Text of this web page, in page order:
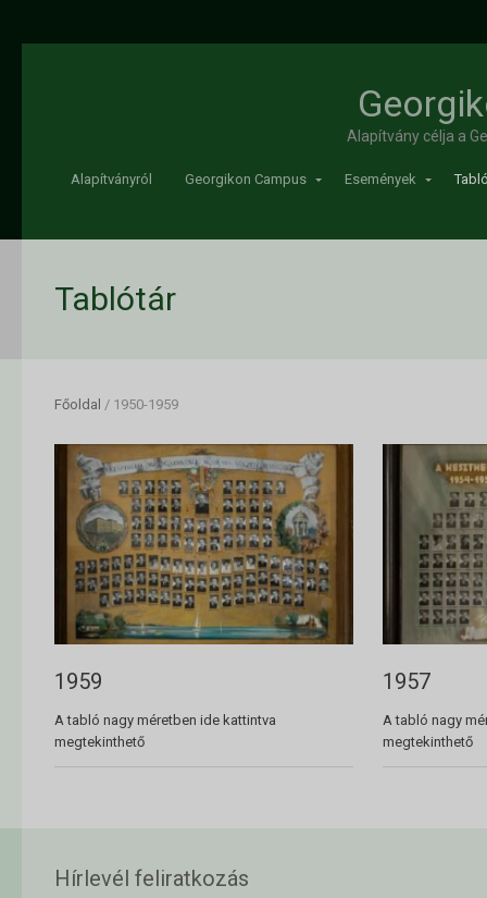
Alapítvány célja a
Alapítványról Georgikon Campus Események
Tablótár
Főoldal / 1950-1959
1959
A tabló nagy méretben ide kattintva
megtekinthető
1957
A tabló nagy
megtekinthető
Hírlevél feliratkozás